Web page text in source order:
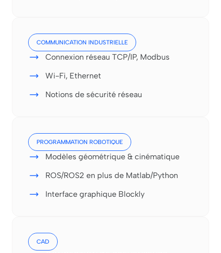
COMMUNICATION INDUSTRIELLE
Connexion réseau TCP/IP, Modbus
Wi-Fi, Ethernet
Notions de sécurité réseau
PROGRAMMATION ROBOTIQUE
Modèles géométrique & cinématique
ROS/ROS2 en plus de Matlab/Python
Interface graphique Blockly
CAD